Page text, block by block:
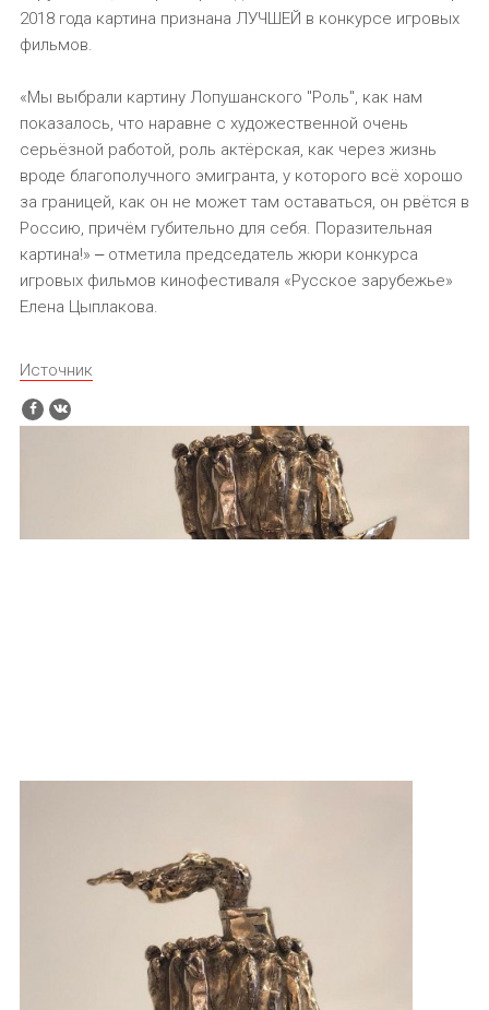
2018 года картина признана ЛУЧШЕЙ в конкурсе игровых
фильмов.
«Мы выбрали картину Лопушанского "Роль", как нам
показалось, что наравне с художественной очень
серьёзной работой, роль актёрская, как через жизнь
вроде благополучного эмигранта, у которого всё хорошо
за границей, как он не может там оставаться, он рвётся в
Россию, причём губительно для себя. Поразительная
картина!» ‒ отметила председатель жюри конкурса
игровых фильмов кинофестиваля «Русское зарубежье»
Елена Цыплакова.
Источник